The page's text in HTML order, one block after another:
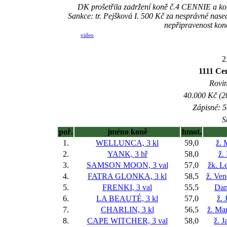
DK prošetřila zadržení koně č.4 CENNIE a
Sankce: tr. Pejšková I. 500 Kč za nesprávné
nepřipravenost
video
1111
40.000 Kč
Zápisné:
poř.
jméno koně
hmot.
1.
WELLUNCA, 3 kl 59,0
ž.
2.
YANK, 3 hř 58,0
ž.
3.
SAMSON MOON, 3 val 57,0
žk.
4.
FATRA GLONKA, 3 kl 58,5
ž.
5.
FRENKI, 3 val 55,5
6.
LA BEAUTÉ, 3 kl 57,0
ž.
7.
CHARLIN, 3 kl 56,5
ž.
8.
CAPE WITCHER, 3 val 58,0
ž.